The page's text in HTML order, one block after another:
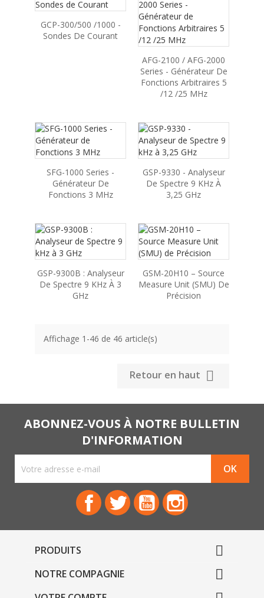
GCP-300/500 /1000 -
Sondes De Courant
AFG-2100 / AFG-2000
Series - Générateur De
Fonctions Arbitraires 5
/12 /25 MHz
SFG-1000 Series -
Générateur De
Fonctions 3 MHz
GSP-9330 - Analyseur
De Spectre 9 KHz À
3,25 GHz
GSP-9300B : Analyseur
De Spectre 9 KHz À 3
GHz
GSM-20H10 – Source
Measure Unit (SMU) De
Précision
Affichage 1-46 de 46 article(s)
Retour en haut 
ABONNEZ-VOUS À NOTRE BULLETIN
D'INFORMATION
FacebookTwitter YouTube
PRODUITS 
NOTRE COMPAGNIE 